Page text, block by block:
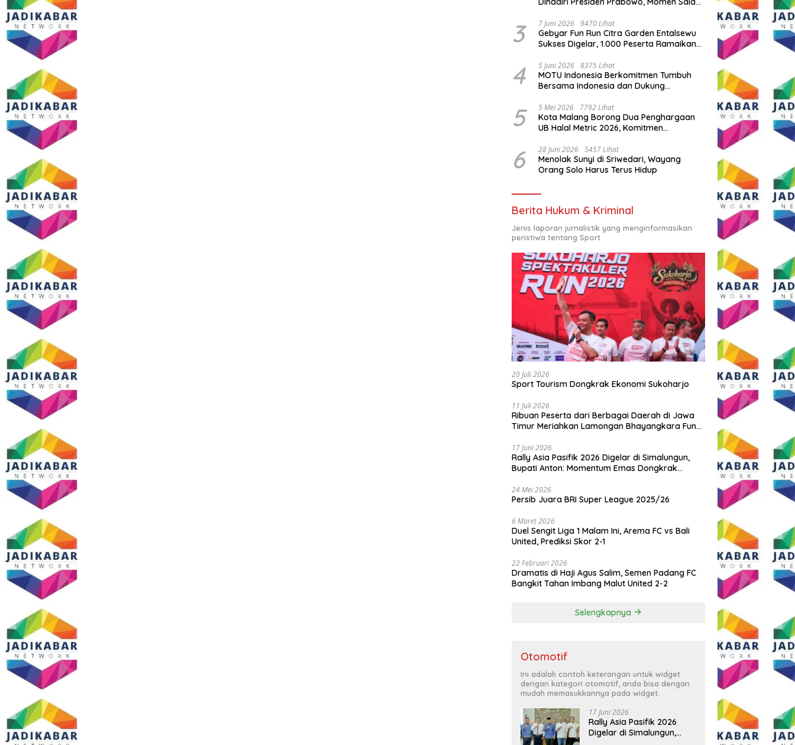
3 7 Juni 2026 9470 Lihat
Gebyar Fun Run Citra Garden Entalsewu
Sukses Digelar, 1.000 Peserta Ramaikan
4 5 Juni 2026 8375 Lihat
MOTU Indonesia Berkomitmen Tumbuh
Bersama Indonesia dan Dukung
5 5 Mei 2026 7792 Lihat
Kota Malang Borong Dua Penghargaan
UB Halal Metric 2026, Komitmen
6 28 Juni 2026 5457 Lihat
Menolak Sunyi di Sriwedari, Wayang
Orang Solo Harus Terus Hidup
Berita Hukum & Kriminal
Jenis laporan jurnalistik yang menginformasikan
peristiwa tentang Sport
20 Juli 2026
Sport Tourism Dongkrak Ekonomi Sukoharjo
11 Juli 2026
Ribuan Peserta dari Berbagai Daerah di Jawa
Timur Meriahkan Lamongan Bhayangkara Fun
17 Juni 2026
Rally Asia Pasifik 2026 Digelar di Simalungun,
Bupati Anton: Momentum Emas Dongkrak
24 Mei 2026
Persib Juara BRI Super League 2025/26
6 Maret 2026
Duel Sengit Liga 1 Malam Ini, Arema FC vs Bali
United, Prediksi Skor 2-1
22 Februari 2026
Dramatis di Haji Agus Salim, Semen Padang FC
Bangkit Tahan Imbang Malut United 2-2
Selengkapnya
Otomotif
Ini adalah contoh keterangan untuk widget
dengan kategori otomotif, anda bisa dengan
mudah memasukkannya pada widget.
17 Juni 2026
Rally Asia Pasifik 2026
Digelar di Simalungun,